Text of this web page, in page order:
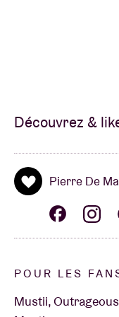
Découvrez &
Pierre De
POUR LES
Mustii,